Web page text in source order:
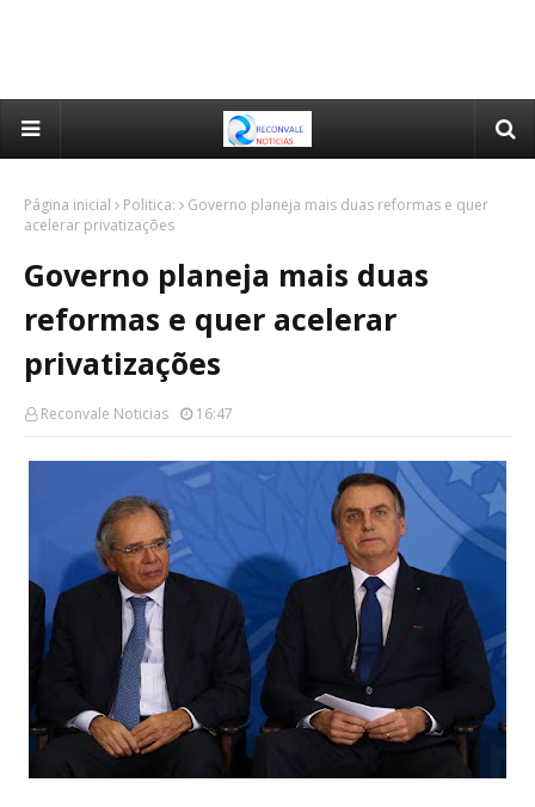
Página inicial Politica:
Governo planeja mais duas reformas e quer
acelerar privatizações
Governo planeja mais duas
reformas e quer acelerar
privatizações
Reconvale Noticias 16:47